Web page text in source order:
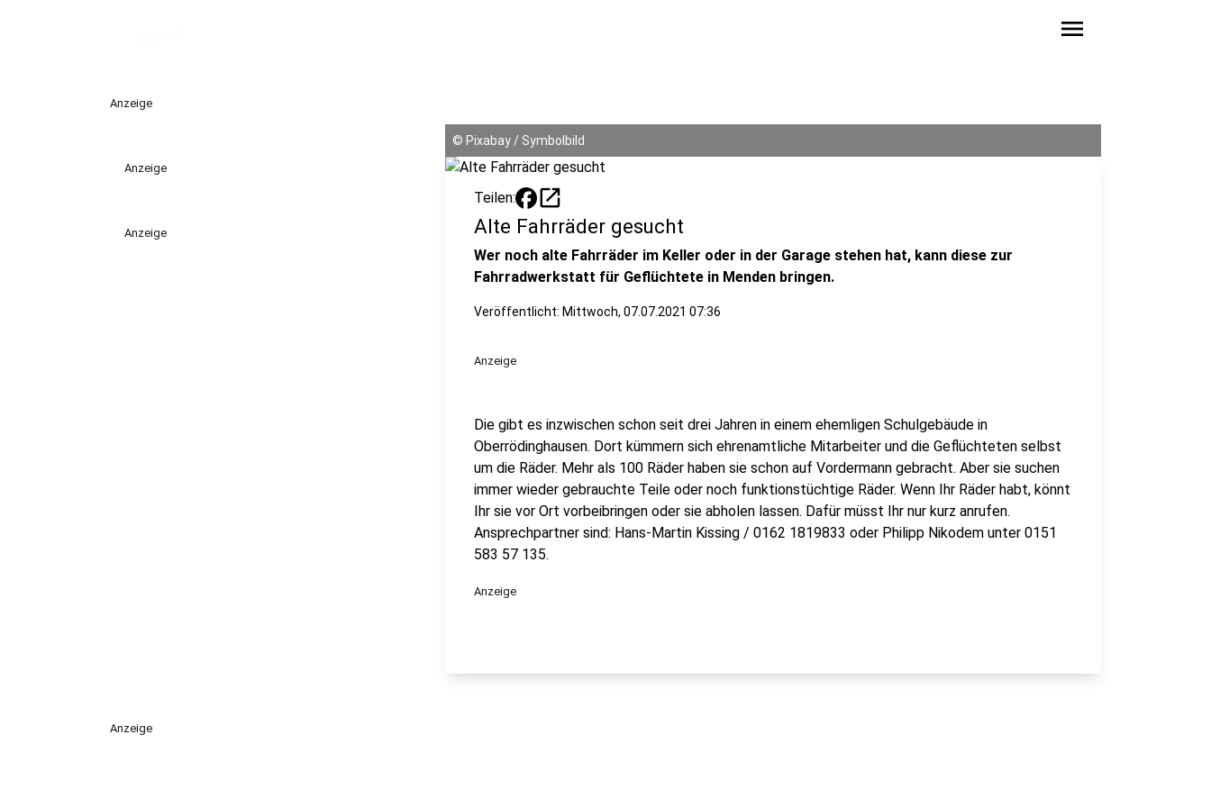
menu
Anzeige
Anzeige
Anzeige
© Pixabay / Symbolbild
Teilen: open_in_new
Alte Fahrräder gesucht
Wer noch alte Fahrräder im Keller oder in der Garage stehen hat, kann diese zur
Fahrradwerkstatt für Geflüchtete in Menden bringen.
Veröffentlicht: Mittwoch, 07.07.2021 07:36
Anzeige
Die gibt es inzwischen schon seit drei Jahren in einem ehemligen Schulgebäude in
Oberrödinghausen. Dort kümmern sich ehrenamtliche Mitarbeiter und die Geflüchteten selbst
um die Räder. Mehr als 100 Räder haben sie schon auf Vordermann gebracht. Aber sie suchen
immer wieder gebrauchte Teile oder noch funktionstüchtige Räder. Wenn Ihr Räder habt, könnt
Ihr sie vor Ort vorbeibringen oder sie abholen lassen. Dafür müsst Ihr nur kurz anrufen.
Ansprechpartner sind: Hans-Martin Kissing / 0162 1819833 oder Philipp Nikodem unter 0151
583 57 135.
Anzeige
Anzeige